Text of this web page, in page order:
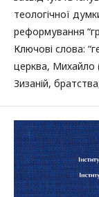
теологічної
реформування
Ключові слова:
церква, Михайло
Зизаній,